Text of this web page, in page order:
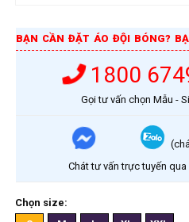
BẠN CẦN ĐẶT ÁO ĐỘI BÓNG?
1800
Gọi tư vấn chọn Mẫu -
Chát tư vấn trực tuyến
Chọn size: